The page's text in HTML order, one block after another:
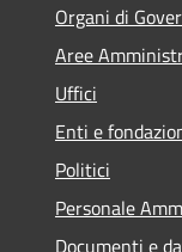
Organi di
Aree
Uffici
Enti e
Politici
Personale
Documenti e